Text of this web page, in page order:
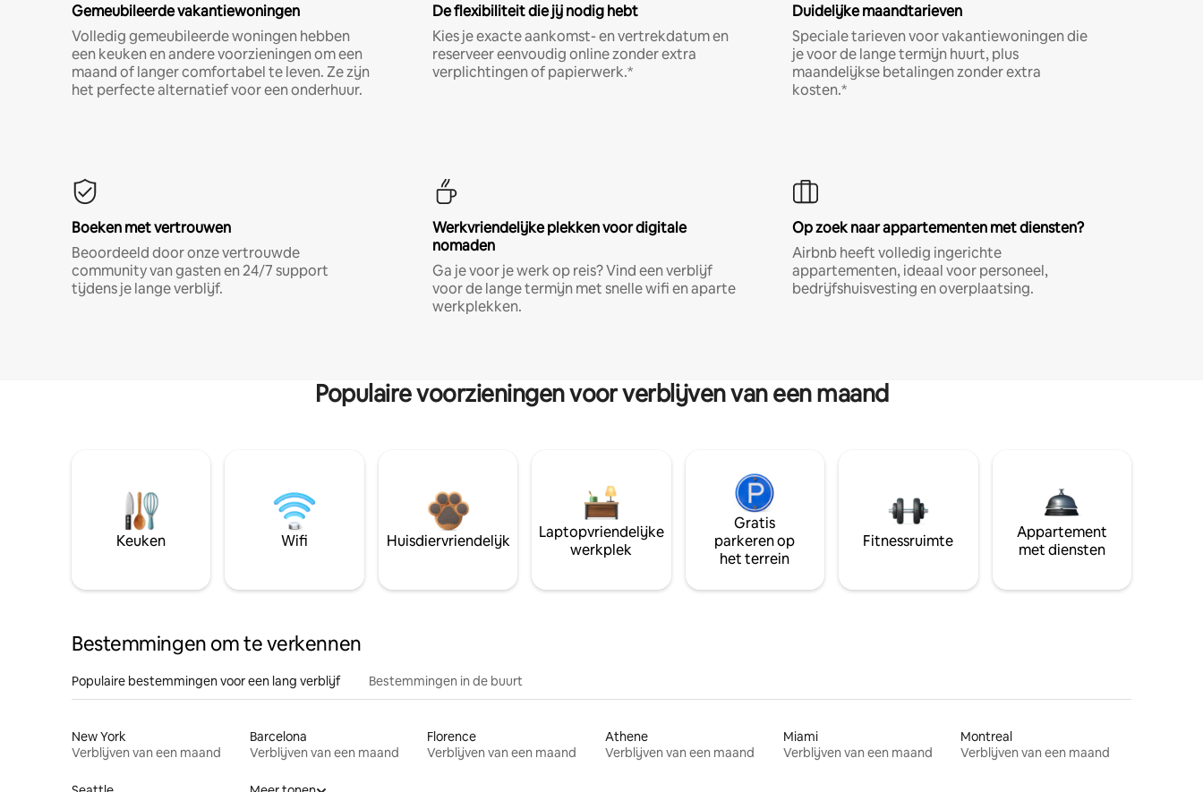
Gemeubileerde vakantiewoningen
Volledig gemeubileerde woningen hebben
een keuken en andere voorzieningen om een
maand of langer comfortabel te leven. Ze zijn
het perfecte alternatief voor een onderhuur.
De flexibiliteit die jij nodig hebt
Kies je exacte aankomst- en vertrekdatum en
reserveer eenvoudig online zonder extra
verplichtingen of papierwerk.*
Duidelijke maandtarieven
Speciale tarieven voor vakantiewoningen die
je voor de lange termijn huurt, plus
maandelijkse betalingen zonder extra
kosten.*
Boeken met vertrouwen
Beoordeeld door onze vertrouwde
community van gasten en 24/7 support
tijdens je lange verblijf.
Werkvriendelijke plekken voor digitale
nomaden
Ga je voor je werk op reis? Vind een verblijf
voor de lange termijn met snelle wifi en aparte
werkplekken.
Op zoek naar appartementen met diensten?
Airbnb heeft volledig ingerichte
appartementen, ideaal voor personeel,
bedrijfshuisvesting en overplaatsing.
Populaire voorzieningen voor verblijven van een maand
Keuken Wifi Huisdiervriendelijk
Laptopvriendelijke
werkplek
Gratis
parkeren op
het terrein
Fitnessruimte
Appartement
met diensten
Bestemmingen om te verkennen
Populaire bestemmingen voor een lang verblijf Bestemmingen in de buurt
New York
Verblijven van een maand
Barcelona
Verblijven van een maand
Florence
Verblijven van een maand
Athene
Verblijven van een maand
Miami
Verblijven van een maand
Montreal
Verblijven van een maand